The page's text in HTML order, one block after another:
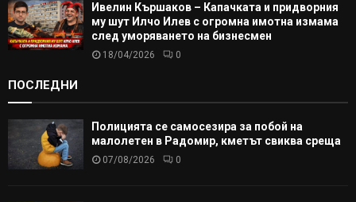
Ивелин Кършаков – Капачката и придворния
му шут Илчо Илев с огромна имотна измама
след уморяването на бизнесмен
18/04/2026 0
ПОСЛЕДНИ
Полицията се самосезира за побой на
малолетен в Радомир, кметът свиква среща
07/08/2026 0